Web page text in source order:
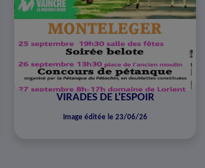
VIRADES DE L'ESPOIR
Image éditée le 23/06/26